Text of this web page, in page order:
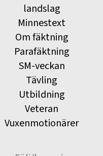
landslag
Minnestext
Om fäktning
Parafäktning
SM-veckan
Tävling
Utbildning
Veteran
Vuxenmotionärer